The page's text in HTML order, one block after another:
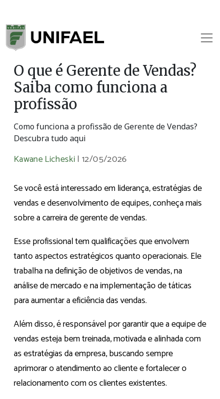
O que é Gerente de Vendas?
Saiba como funciona a
profissão
Como funciona a profissão de Gerente de Vendas?
Descubra tudo aqui
Kawane Licheski |12/05/2026
Se você está interessado em liderança, estratégias de
vendas e desenvolvimento de equipes, conheça mais
sobre a carreira de gerente de vendas.
Esse profissional tem qualificações que envolvem
tanto aspectos estratégicos quanto operacionais. Ele
trabalha na definição de objetivos de vendas, na
análise de mercado e na implementação de táticas
para aumentar a eficiência das vendas.
Além disso, é responsável por garantir que a equipe de
vendas esteja bem treinada, motivada e alinhada com
as estratégias da empresa, buscando sempre
aprimorar o atendimento ao cliente e fortalecer o
relacionamento com os clientes existentes.